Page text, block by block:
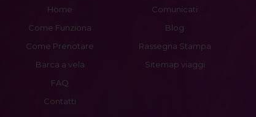
Home
Come Funziona
Come Prenotare
Barca a vela
FAQ
Contatti
Comunicati
Blog
Rassegna Stampa
Sitemap viaggi